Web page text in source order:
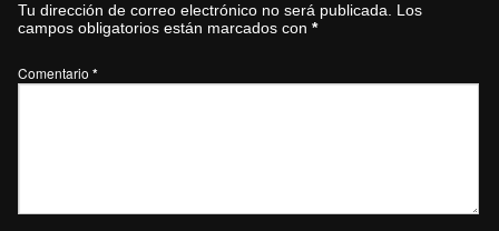
Tu dirección de correo electrónico no será publicada. Los
campos obligatorios están marcados con *
Comentario *